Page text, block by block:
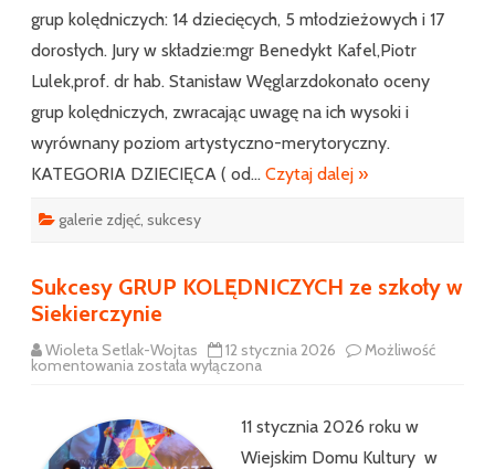
grup kolędniczych: 14 dziecięcych, 5 młodzieżowych i 17
dorosłych. Jury w składzie:mgr Benedykt Kafel,Piotr
Lulek,prof. dr hab. Stanisław Węglarzdokonało oceny
grup kolędniczych, zwracając uwagę na ich wysoki i
wyrównany poziom artystyczno-merytoryczny.
KATEGORIA DZIECIĘCA ( od… Czytaj dalej »
galerie zdjęć sukcesy
Sukcesy GRUP KOLĘDNICZYCH ze szkoły w
Siekierczynie
Wioleta Setlak-Wojtas 12 stycznia 2026 Możliwość
komentowania Sukcesy
szkoły
w
Siekierczynie
została wyłączona
11 stycznia 2026 roku w
Wiejskim Domu Kultury w